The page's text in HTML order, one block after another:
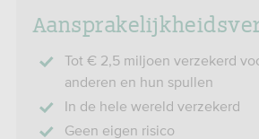
Tot € 2,5 miljoen verzekerd
anderen en hun spullen
In de hele wereld verzekerd
Geen eigen risico